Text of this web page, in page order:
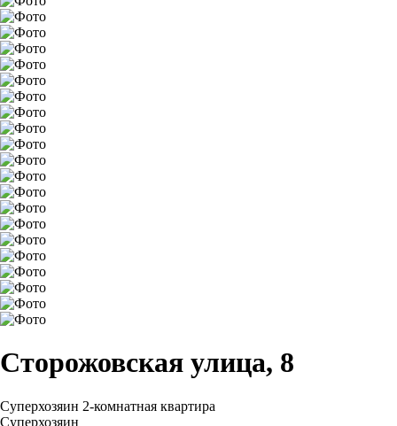
Сторожовская улица, 8
Суперхозяин 2-комнатная квартира
Суперхозяин